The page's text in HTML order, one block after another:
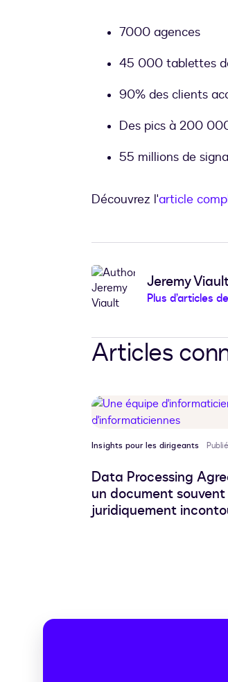
7000 agences
45 000 tablettes
90% des clients
Des pics à 200
55 millions de
Découvrez l'article
Jeremy
Plus d’articles
Articles
Insights pour les dirigeants
Data Processing
un document
juridiquement